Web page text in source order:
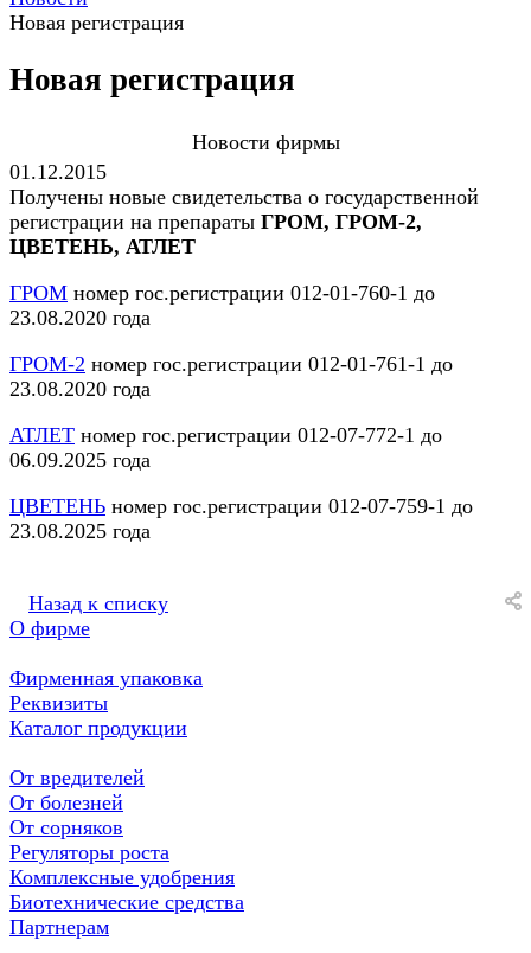
Новая регистрация
Новая регистрация
Новости фирмы
01.12.2015
Получены новые свидетельства о государственной
регистрации на препараты ГРОМ, ГРОМ-2,
ЦВЕТЕНЬ, АТЛЕТ
ГРОМ номер гос.регистрации 012-01-760-1 до
23.08.2020 года
ГРОМ-2 номер гос.регистрации 012-01-761-1 до
23.08.2020 года
АТЛЕТ номер гос.регистрации 012-07-772-1 до
06.09.2025 года
ЦВЕТЕНЬ номер гос.регистрации 012-07-759-1 до
23.08.2025 года
Назад к списку
О фирме
Фирменная упаковка
Реквизиты
Каталог продукции
От вредителей
От болезней
От сорняков
Регуляторы роста
Комплексные удобрения
Биотехнические средства
Партнерам